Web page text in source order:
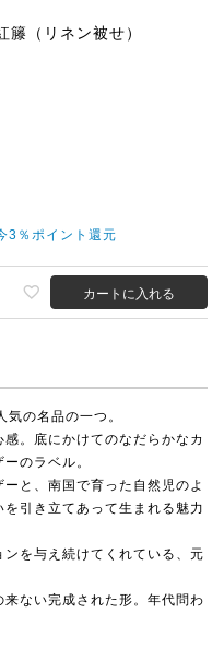
籐（リネン被せ）
3％ポイント還元
カートに入れる
の名品の一つ。
。底にかけてのなだらかなカ
のラベル。
と、南国で育った自然児のよ
引き立てあって生まれる魅力
を与え続けてくれている、元
ない完成された形。年代問わ